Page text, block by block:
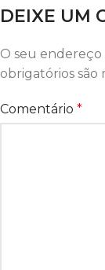
DEIXE UM
O seu endereço
obrigatórios são
Comentário *